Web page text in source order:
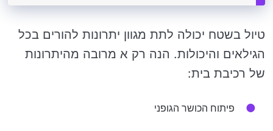
טיול בשטח יכולה לתת מגוון יתרונות להורים בכל
הגילאים והיכולות. הנה רק א מרובה מהיתרונות
של רכיבת בית:
פיתוח הכושר הגופני